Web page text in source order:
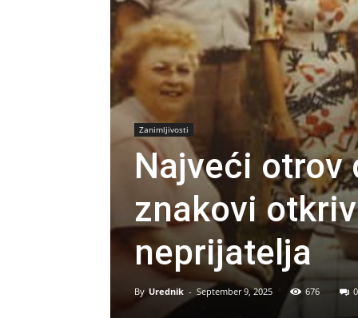
Zanimljivosti
Najveći otrov
znakovi
neprijatelja
By Urednik - September 9, 2025 676 0